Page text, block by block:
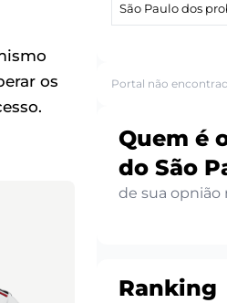
os
São Paulo dos
Portal não
Quem é
do São
de sua opnião
Ranking